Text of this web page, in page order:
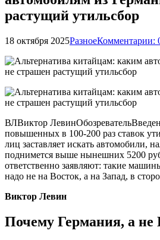
растущий утильсбор
18 октября 2025РазноеКомментарии:
ВЛВиктор
повышенных в 100-200 раз ставок
лиц заставляет искать автомобили,
поднимется выше нынешних 5200
ответственно заявляют: такие
надо не на Восток, а на Запад, в
Виктор Левин
Почему Германия, а не